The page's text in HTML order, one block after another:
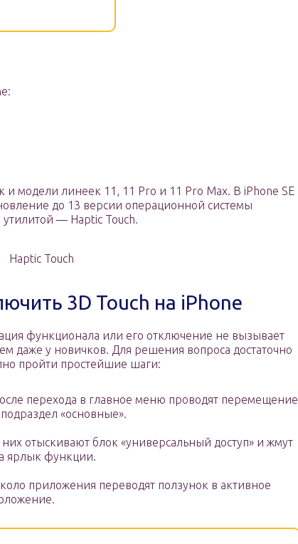
и модели линеек 11, 11 Pro и 11 Pro Max. В iPhone SE
до 13 версии операционной системы
— Haptic Touch.
Haptic Touch
3D Touch на iPhone
функционала или его отключение не вызывает
даже у новичков. Для решения вопроса достаточно
пройти простейшие шаги:
перехода в главное меню проводят перемещение
«основные».
отыскивают блок «универсальный доступ» и жмут
ярлык функции.
приложения переводят ползунок в активное